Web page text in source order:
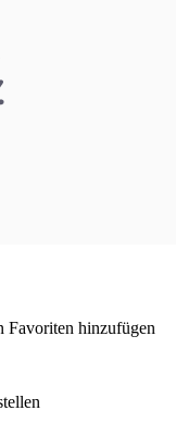
Favoriten hinzufügen